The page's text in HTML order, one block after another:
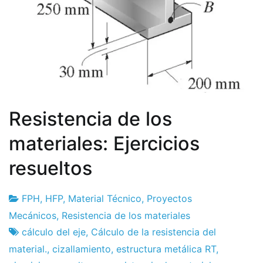
Resistencia de los
materiales: Ejercicios
resueltos
Fábrica
de
proyectos
11
el
septiembre
FPH, HFP, Material Técnico, Proyectos
Mecánicos, Resistencia de los materiales
cálculo del eje, Cálculo de la resistencia del
material., cizallamiento, estructura metálica RT,